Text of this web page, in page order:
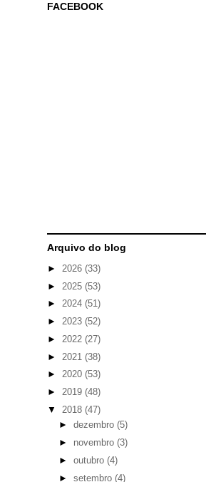
FACEBOOK
Arquivo do blog
► 2026 (33)
► 2025 (53)
► 2024 (51)
► 2023 (52)
► 2022 (27)
► 2021 (38)
► 2020 (53)
► 2019 (48)
▼ 2018 (47)
► dezembro (5)
► novembro (3)
► outubro (4)
► setembro (4)